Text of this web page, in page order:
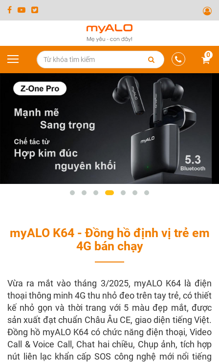
0
myALO K64 - Đồng hồ định vị trẻ em
4G bán chạy
Vừa ra mắt vào tháng 3/2025, myALO K64 là điện
thoại thông minh 4G thu nhỏ đeo trên tay trẻ, có thiết
kế nhỏ gọn và thời trang với 5 màu đẹp mắt, được
sản xuất đạt chuẩn Châu Âu CE, giao diện tiếng Việt.
Đồng hồ myALO K64 có chức năng điện thoại, Video
Call & Voice Call, Chat hai chiều, Chụp ảnh, tích hợp
nút liên lạc khẩn cấp SOS công nghệ mới nổi tiếng